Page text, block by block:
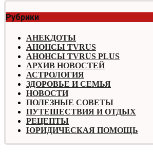
Рубрики
АНЕКДОТЫ
АНОНСЫ TVRUS
АНОНСЫ TVRUS PLUS
АРХИВ НОВОСТЕЙ
АСТРОЛОГИЯ
ЗДОРОВЬЕ И СЕМЬЯ
НОВОСТИ
ПОЛЕЗНЫЕ СОВЕТЫ
ПУТЕШЕСТВИЯ И ОТДЫХ
РЕЦЕПТЫ
ЮРИДИЧЕСКАЯ ПОМОЩЬ